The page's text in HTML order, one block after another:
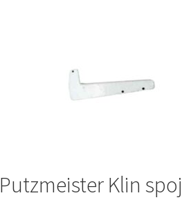
Putzmeister Klin